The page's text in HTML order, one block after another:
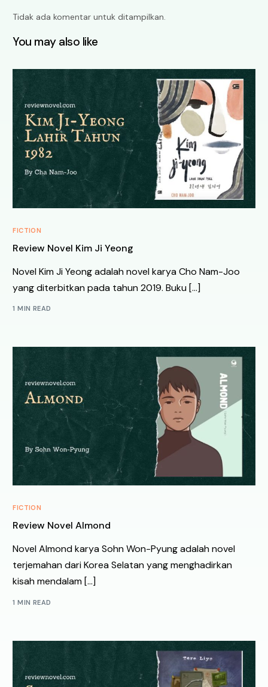
Tidak ada komentar untuk ditampilkan.
You may also like
FICTION
Review Novel Kim Ji Yeong
Novel Kim Ji Yeong adalah novel karya Cho Nam-Joo
yang diterbitkan pada tahun 2019. Buku […]
1 MIN READ
FICTION
Review Novel Almond
Novel Almond karya Sohn Won-Pyung adalah novel
terjemahan dari Korea Selatan yang menghadirkan
kisah mendalam […]
1 MIN READ